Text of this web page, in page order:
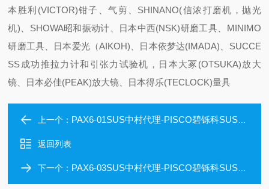
本胜利(VICTOR)钳子、气剪、SHINANO(信浓打磨机，抛光
机)、SHOWA昭和振动计、日本中西(NSK)研磨工具、MINIMO
研磨工具、日本爱光（AIKOH)、日本依梦达(IMADA)、SUCCE
SS成功推拉力计和引张力试验机，日本大冢(OTSUKA)放大
镜、日本必佳(PEAK)放大镜、日本得乐(TECLOCK)量具
上一个： PAX6-01SUS中村代理-PISCO碧铄科SUS304不锈钢管接头
返回列表
下一个： PAX6-03SUS中村代理-PISCO碧铄科SUS304不锈钢管接头